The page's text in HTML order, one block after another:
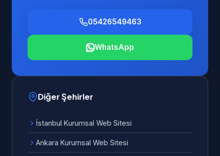
05426549463
WhatsApp
Diğer Şehirler
İstanbul Kurumsal Web Sitesi
Ankara Kurumsal Web Sitesi